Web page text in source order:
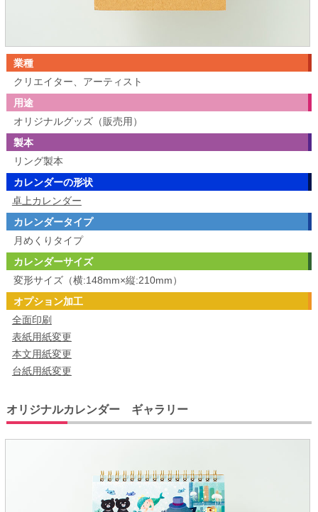
業種
クリエイター、アーティスト
用途
オリジナルグッズ（販売用）
製本
リング製本
カレンダーの形状
卓上カレンダー
カレンダータイプ
月めくりタイプ
カレンダーサイズ
変形サイズ（横:148mm×縦:210mm）
オプション加工
全面印刷
表紙用紙変更
本文用紙変更
台紙用紙変更
オリジナルカレンダー ギャラリー